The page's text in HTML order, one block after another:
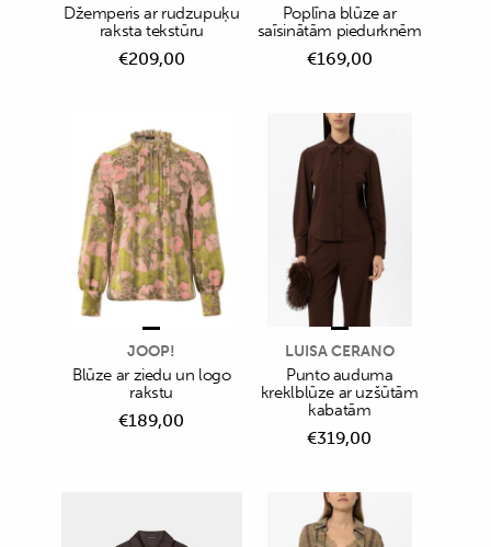
Džemperis ar rudzupuķu
raksta tekstūru
€209,00
Poplīna blūze ar
saīsinātām piedurknēm
€169,00
JOOP!
Blūze ar ziedu un logo
rakstu
€189,00
LUISA CERANO
Punto auduma
kreklblūze ar uzšūtām
kabatām
€319,00